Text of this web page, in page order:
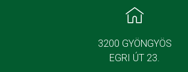
3200 GYÖNGYÖS
EGRI ÚT 23.